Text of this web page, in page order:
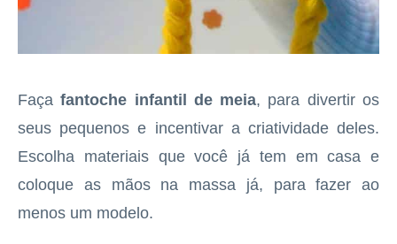
Façafantoche infantil de meia, para divertir os
seus pequenos e incentivar a criatividade deles.
Escolha materiais que você já tem em casa e
coloque as mãos na massa já, para fazer ao
menos um modelo.